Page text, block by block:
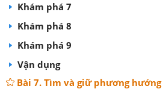
Khám phá 7
Khám phá 8
Khám phá 9
Vận dụng
Bài 7. Tìm và giữ phương hướng